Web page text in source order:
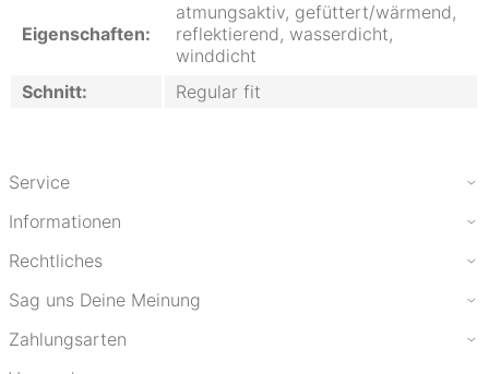
Eigenschaften:
atmungsaktiv, gefüttert/wärmend,
reflektierend, wasserdicht,
winddicht
Schnitt:
Regular fit
Service
Informationen
Rechtliches
Sag uns Deine Meinung
Zahlungsarten